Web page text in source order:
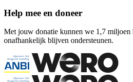
Help mee en doneer
Met jouw donatie kunnen we 1,7 miljoen
onafhankelijk blijven ondersteunen.